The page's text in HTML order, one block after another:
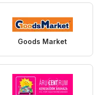
Goods Market